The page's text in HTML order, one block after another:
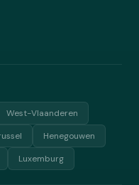
West-Vlaanderen
Henegouwen
Luxemburg